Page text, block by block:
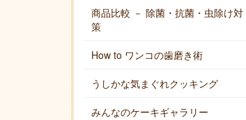
商品比較 － 除菌・抗菌・虫除け対
策
How to ワンコの歯磨き術
うしかな気まぐれクッキング
みんなのケーキギャラリー